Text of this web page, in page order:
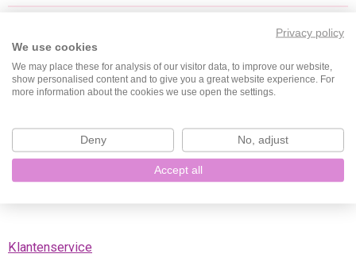
a
c
b
o
k
n
s
a
g
r
a
m
i
k
o
k
h
a
s
A
p
Klantenservice
Privacy policy
We use cookies
We may place these for analysis of our visitor data, to improve our website,
show personalised content and to give you a great website experience. For
more information about the cookies we use open the settings.
Deny No, adjust
Accept all